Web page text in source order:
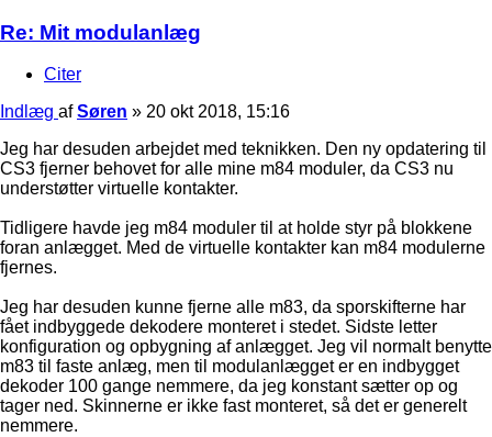
Re: Mit modulanlæg
Citer
Indlæg afSøren » 20 okt 2018, 15:16
Jeg har desuden arbejdet med teknikken. Den ny opdatering til
CS3 fjerner behovet for alle mine m84 moduler, da CS3 nu
understøtter virtuelle kontakter.
Tidligere havde jeg m84 moduler til at holde styr på blokkene
foran anlægget. Med de virtuelle kontakter kan m84 modulerne
fjernes.
Jeg har desuden kunne fjerne alle m83, da sporskifterne har
fået indbyggede dekodere monteret i stedet. Sidste letter
konfiguration og opbygning af anlægget. Jeg vil normalt benytte
m83 til faste anlæg, men til modulanlægget er en indbygget
dekoder 100 gange nemmere, da jeg konstant sætter op og
tager ned. Skinnerne er ikke fast monteret, så det er generelt
nemmere.